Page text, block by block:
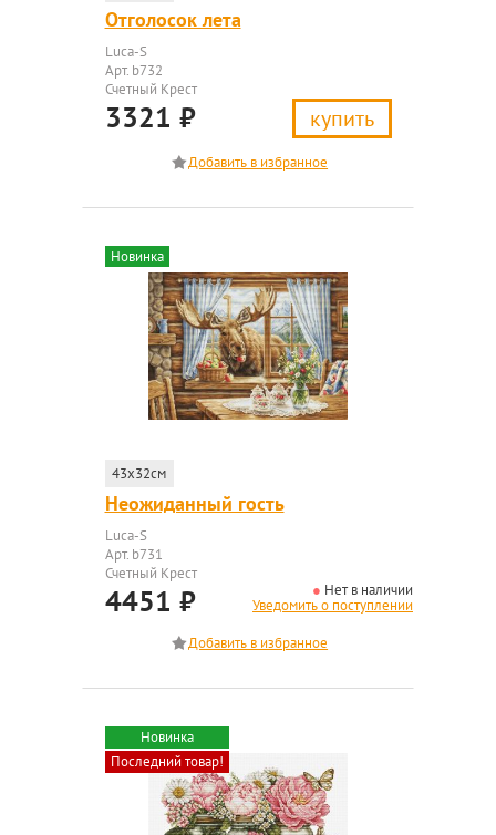
Отголосок лета
Luca-S
Арт. b732
Счетный Крест
3321 ₽ купить
Новинка
43x32см
Неожиданный гость
Luca-S
Арт. b731
Счетный Крест
4451 ₽
Нет в наличии
Уведомить о поступлении
Новинка
Последний товар!